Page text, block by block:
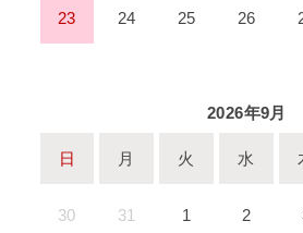
23 24 25 26
2026年9月
日 月 火 水
30 31 1 2